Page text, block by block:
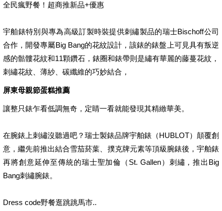
全民瘋野餐！超商推新品+優惠
宇舶錶特別與專為高級訂製時裝提供刺繡製品的瑞士Bischoff公司
合作，開發專屬Big Bang的花紋設計，該錶的錶盤上可見具有叛逆
感的骷髏花紋和11顆鑽石，錶圈和錶帶則是繡有華麗的藤蔓花紋，
刺繡花紋、薄紗、碳纖維的巧妙結合，
屏東母親節蛋糕推薦
讓整只錶乍看低調無奇，定睛一看就能發現其精緻華美。
在腕錶上刺繡沒聽過吧？瑞士製錶品牌宇舶錶（HUBLOT）顛覆創
意，繼先前推出結合雪茄菸葉、撲克牌元素等頂級腕錶後，宇舶錶
再將創意延伸至傳統的瑞士聖加倫（St. Gallen）刺繡，推出Big
Bang刺繡腕錶。
Dress code野餐逛跳跳馬市..